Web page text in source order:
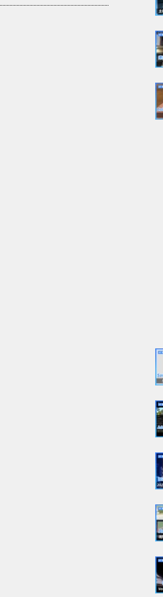
David Porter 指